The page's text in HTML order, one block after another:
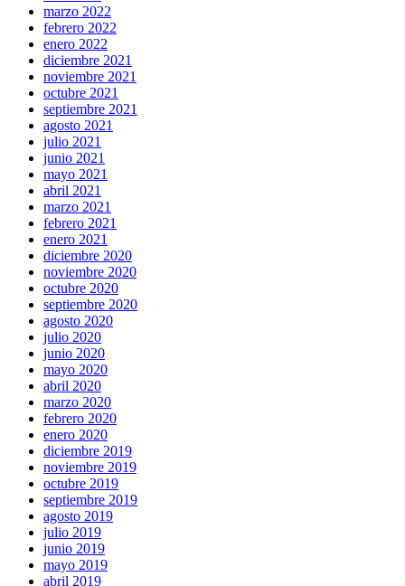
marzo 2022
febrero 2022
enero 2022
diciembre 2021
noviembre 2021
octubre 2021
septiembre 2021
agosto 2021
julio 2021
junio 2021
mayo 2021
abril 2021
marzo 2021
febrero 2021
enero 2021
diciembre 2020
noviembre 2020
octubre 2020
septiembre 2020
agosto 2020
julio 2020
junio 2020
mayo 2020
abril 2020
marzo 2020
febrero 2020
enero 2020
diciembre 2019
noviembre 2019
octubre 2019
septiembre 2019
agosto 2019
julio 2019
junio 2019
mayo 2019
abril 2019